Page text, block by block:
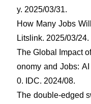
y. 2025/03/31.
How Many Jobs
Litslink. 2025/03/24.
The Global Impact
onomy and Jobs:
0. IDC. 2024/08.
The double-edged